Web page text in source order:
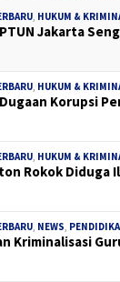
, HUKUM &
Jakarta
, HUKUM &
Korupsi
, HUKUM &
Rokok Diduga
, NEWS,
Kriminalisasi